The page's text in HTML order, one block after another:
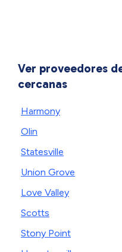
Ver proveedores
cercanas
Harmony
Olin
Statesville
Union Grove
Love Valley
Scotts
Stony Point